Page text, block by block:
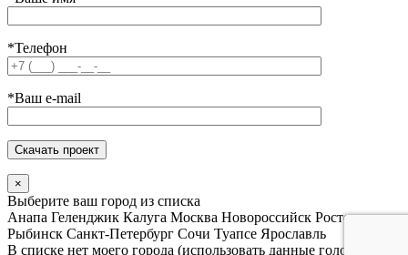
*Телефон
*Ваш e-mail
×
Выберите ваш город из списка
Анапа Геленджик Калуга Москва Новороссийск Ростов
Рыбинск Санкт-Петербург Сочи Туапсе Ярославль
В списке нет моего города (использовать данные головного